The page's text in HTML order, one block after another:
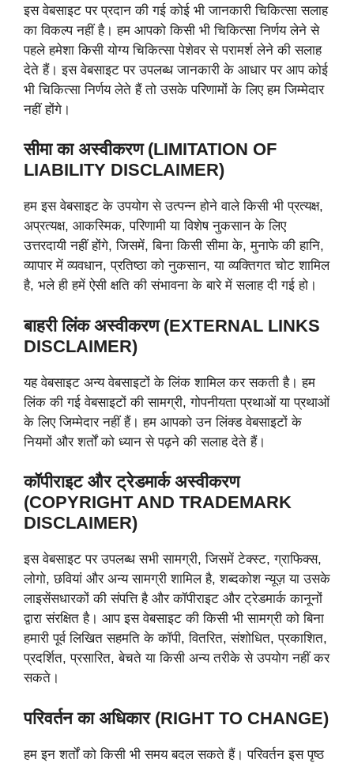
इस वेबसाइट पर प्रदान की गई कोई भी जानकारी चिकित्सा सलाह
का विकल्प नहीं है। हम आपको किसी भी चिकित्सा निर्णय लेने से
पहले हमेशा किसी योग्य चिकित्सा पेशेवर से परामर्श लेने की सलाह
देते हैं। इस वेबसाइट पर उपलब्ध जानकारी के आधार पर आप कोई
भी चिकित्सा निर्णय लेते हैं तो उसके परिणामों के लिए हम जिम्मेदार
नहीं होंगे।
सीमा का अस्वीकरण (LIMITATION OF
LIABILITY DISCLAIMER)
हम इस वेबसाइट के उपयोग से उत्पन्न होने वाले किसी भी प्रत्यक्ष,
अप्रत्यक्ष, आकस्मिक, परिणामी या विशेष नुकसान के लिए
उत्तरदायी नहीं होंगे, जिसमें, बिना किसी सीमा के, मुनाफे की हानि,
व्यापार में व्यवधान, प्रतिष्ठा को नुकसान, या व्यक्तिगत चोट शामिल
है, भले ही हमें ऐसी क्षति की संभावना के बारे में सलाह दी गई हो।
बाहरी लिंक अस्वीकरण (EXTERNAL LINKS
DISCLAIMER)
यह वेबसाइट अन्य वेबसाइटों के लिंक शामिल कर सकती है। हम
लिंक की गई वेबसाइटों की सामग्री, गोपनीयता प्रथाओं या प्रथाओं
के लिए जिम्मेदार नहीं हैं। हम आपको उन लिंक्ड वेबसाइटों के
नियमों और शर्तों को ध्यान से पढ़ने की सलाह देते हैं।
कॉपीराइट और ट्रेडमार्क अस्वीकरण
(COPYRIGHT AND TRADEMARK
DISCLAIMER)
इस वेबसाइट पर उपलब्ध सभी सामग्री, जिसमें टेक्स्ट, ग्राफिक्स,
लोगो, छवियां और अन्य सामग्री शामिल है, शब्‍दकोश न्यूज़ या उसके
लाइसेंसधारकों की संपत्ति है और कॉपीराइट और ट्रेडमार्क कानूनों
द्वारा संरक्षित है। आप इस वेबसाइट की किसी भी सामग्री को बिना
हमारी पूर्व लिखित सहमति के कॉपी, वितरित, संशोधित, प्रकाशित,
प्रदर्शित, प्रसारित, बेचते या किसी अन्य तरीके से उपयोग नहीं कर
सकते।
परिवर्तन का अधिकार (RIGHT TO CHANGE)
हम इन शर्तों को किसी भी समय बदल सकते हैं। परिवर्तन इस पृष्ठ